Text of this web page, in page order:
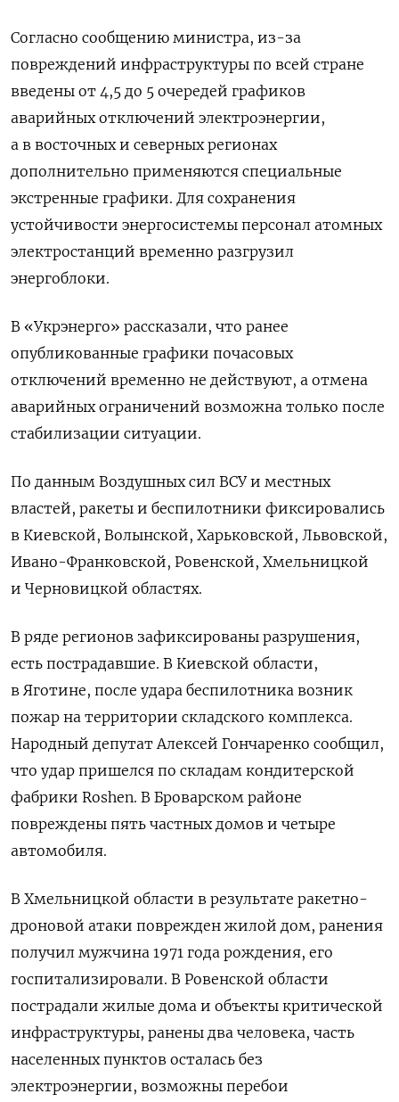
Согласно сообщению министра, из-за
повреждений инфраструктуры по всей стране
введены от 4,5 до 5 очередей графиков
аварийных отключений электроэнергии,
а в восточных и северных регионах
дополнительно применяются специальные
экстренные графики. Для сохранения
устойчивости энергосистемы персонал атомных
электростанций временно разгрузил
энергоблоки.
В «Укрэнерго» рассказали, что ранее
опубликованные графики почасовых
отключений временно не действуют, а отмена
аварийных ограничений возможна только после
стабилизации ситуации.
По данным Воздушных сил ВСУ и местных
властей, ракеты и беспилотники фиксировались
в Киевской, Волынской, Харьковской, Львовской,
Ивано-Франковской, Ровенской, Хмельницкой
и Черновицкой областях.
В ряде регионов зафиксированы разрушения,
есть пострадавшие. В Киевской области,
в Яготине, после удара беспилотника возник
пожар на территории складского комплекса.
Народный депутат Алексей Гончаренко сообщил,
что удар пришелся по складам кондитерской
фабрики Roshen. В Броварском районе
повреждены пять частных домов и четыре
автомобиля.
В Хмельницкой области в результате ракетно-
дроновой атаки поврежден жилой дом, ранения
получил мужчина 1971 года рождения, его
госпитализировали. В Ровенской области
пострадали жилые дома и объекты критической
инфраструктуры, ранены два человека, часть
населенных пунктов осталась без
электроэнергии, возможны перебои